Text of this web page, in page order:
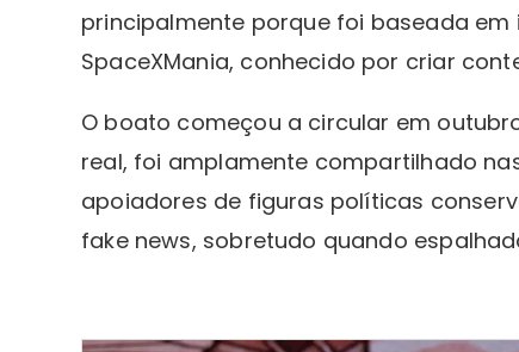
principalmente porque foi baseada
SpaceXMania, conhecido por criar
O boato começou a circular em
real, foi amplamente compartilhado
apoiadores de figuras políticas
fake news, sobretudo quando